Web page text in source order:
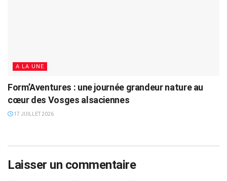
A LA UNE
Form’Aventures : une journée grandeur nature au
cœur des Vosges alsaciennes
17 JUILLET 2026
Laisser un commentaire